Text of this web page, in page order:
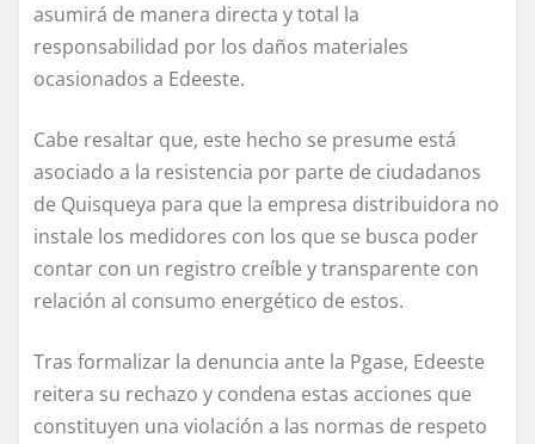
asumirá de manera directa y total la
responsabilidad por los daños materiales
ocasionados a Edeeste.
Cabe resaltar que, este hecho se presume está
asociado a la resistencia por parte de ciudadanos
de Quisqueya para que la empresa distribuidora no
instale los medidores con los que se busca poder
contar con un registro creíble y transparente con
relación al consumo energético de estos.
Tras formalizar la denuncia ante la Pgase, Edeeste
reitera su rechazo y condena estas acciones que
constituyen una violación a las normas de respeto